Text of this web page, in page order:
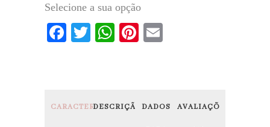
Selecione a sua opção
Facebook
Twitter
WhatsApp
Pinterest
CARACTERÍSTICAS
DESCRIÇÃODADOS AVALIAÇÕES